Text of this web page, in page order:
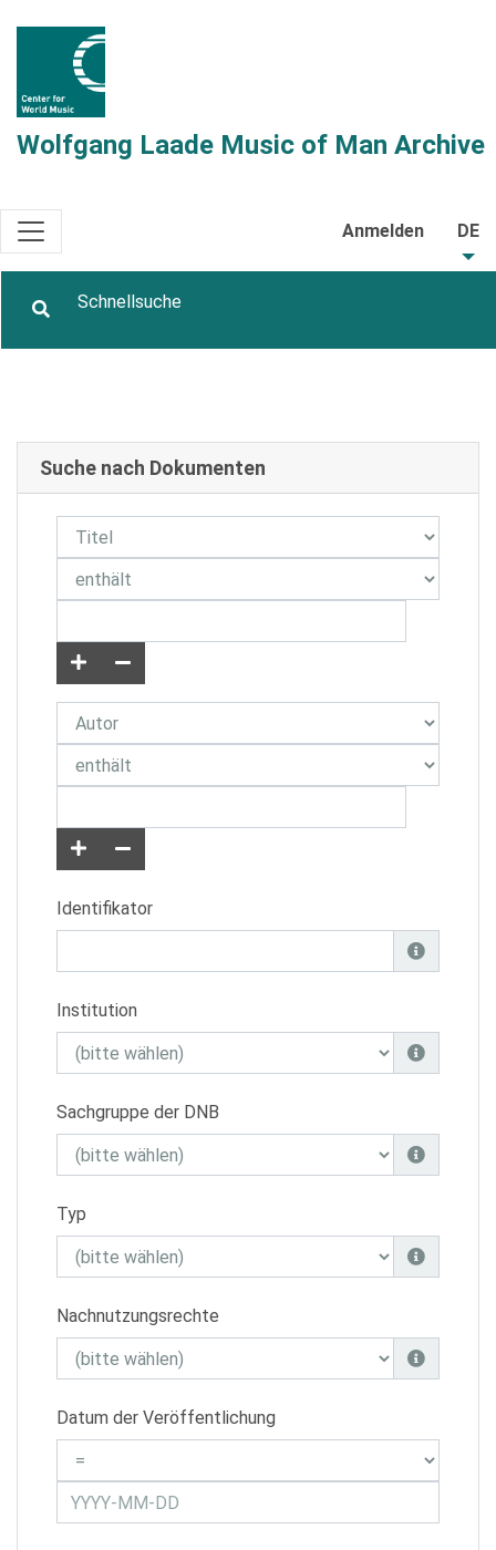
Wolfgang Laade Music of Man Archive
Anmelden DE
Suche nach Dokumenten
Identifikator
Institution
Sachgruppe der DNB
Typ
Nachnutzungsrechte
Datum der Veröffentlichung